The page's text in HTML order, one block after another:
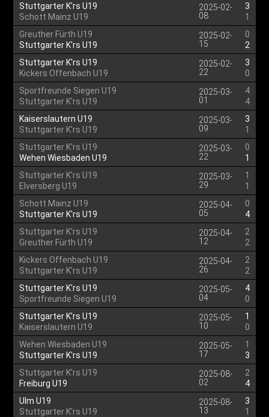
Stuttgarter K'rs U19
Schott Mainz U19
2025-02-
08
3
1
Greuther Fürth U19
Stuttgarter K'rs U19
2025-02-
15
0
2
Stuttgarter K'rs U19
Kickers Offenbach U19
2025-02-
22
3
0
Sportfreunde Siegen U19
Stuttgarter K'rs U19
2025-03-
01
4
4
Kaiserslautern U19
Stuttgarter K'rs U19
2025-03-
09
3
1
Stuttgarter K'rs U19
Wehen Wiesbaden U19
2025-03-
22
0
1
Stuttgarter K'rs U19
Elversberg U19
2025-03-
29
1
1
Schott Mainz U19
Stuttgarter K'rs U19
2025-04-
05
0
4
Stuttgarter K'rs U19
Greuther Fürth U19
2025-04-
12
2
2
Kickers Offenbach U19
Stuttgarter K'rs U19
2025-04-
26
2
2
Stuttgarter K'rs U19
Sportfreunde Siegen U19
2025-05-
04
4
0
Stuttgarter K'rs U19
Kaiserslautern U19
2025-05-
10
1
0
Wehen Wiesbaden U19
Stuttgarter K'rs U19
2025-05-
17
1
3
Stuttgarter K'rs U19
Freiburg U19
2025-08-
02
2
4
Ulm U19
Stuttgarter K'rs U19
2025-08-
13
3
1